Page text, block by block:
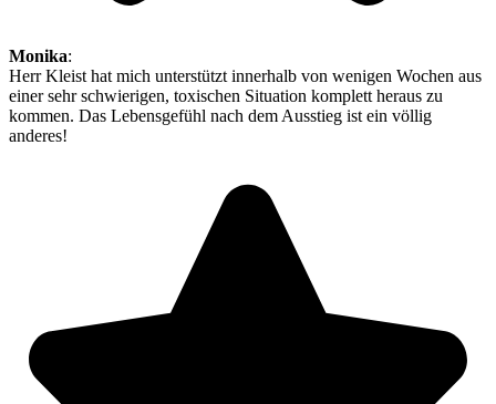
Monika:
Herr Kleist hat mich unterstützt innerhalb von wenigen Wochen aus
einer sehr schwierigen, toxischen Situation komplett heraus zu
kommen. Das Lebensgefühl nach dem Ausstieg ist ein völlig
anderes!